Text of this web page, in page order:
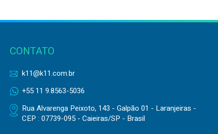
CONTATO
k11@k11.com.br
+55 11 9.8563-5036
Rua Alvarenga Peixoto, 143 - Galpão 01 - Laranjeiras -
CEP : 07739-095 - Caieiras/SP - Brasil